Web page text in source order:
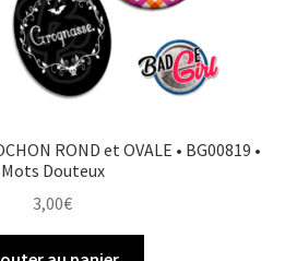
ROND et OVALE • BG00819 •
Mots Douteux
3,00€